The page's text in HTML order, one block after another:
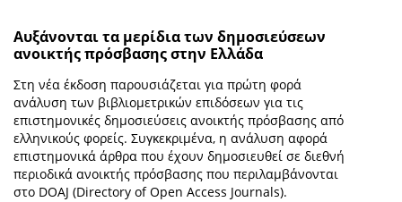
Αυξάνονται τα μερίδια των δημοσιεύσεων
ανοικτής πρόσβασης στην Ελλάδα
Στη νέα έκδοση παρουσιάζεται για πρώτη φορά
ανάλυση των βιβλιομετρικών επιδόσεων για τις
επιστημονικές δημοσιεύσεις ανοικτής πρόσβασης από
ελληνικούς φορείς. Συγκεκριμένα, η ανάλυση αφορά
επιστημονικά άρθρα που έχουν δημοσιευθεί σε διεθνή
περιοδικά ανοικτής πρόσβασης που περιλαμβάνονται
στο DOAJ (Directory of Open Access Journals).